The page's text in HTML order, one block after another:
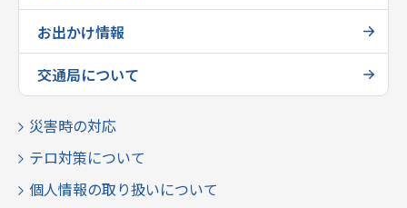
お出かけ情報
交通局について
災害時の対応
テロ対策について
個人情報の取り扱いについて